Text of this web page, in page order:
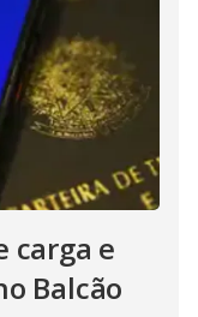
carga e
Balcão